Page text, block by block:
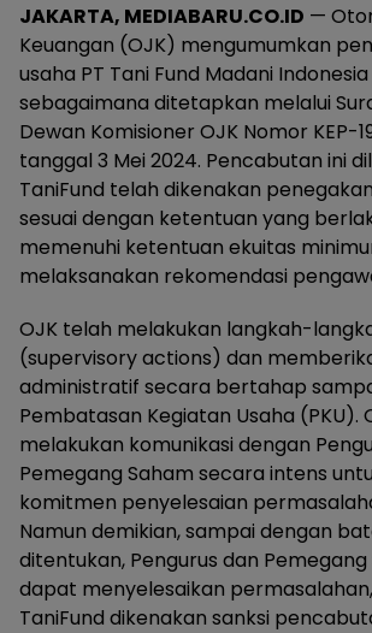
JAKARTA, MEDIABARU.CO.ID —
Keuangan (OJK) mengumumkan
usaha PT Tani Fund Madani
sebagaimana ditetapkan melalui
Dewan Komisioner OJK Nomor KEP-
tanggal 3 Mei 2024. Pencabutan ini
TaniFund telah dikenakan
sesuai dengan ketentuan yang
memenuhi ketentuan ekuitas
melaksanakan rekomendasi
OJK telah melakukan langkah-
(supervisory actions) dan
administratif secara bertahap
Pembatasan Kegiatan Usaha (PKU).
melakukan komunikasi dengan
Pemegang Saham secara intens
komitmen penyelesaian
Namun demikian, sampai dengan
ditentukan, Pengurus dan
dapat menyelesaikan
TaniFund dikenakan sanksi